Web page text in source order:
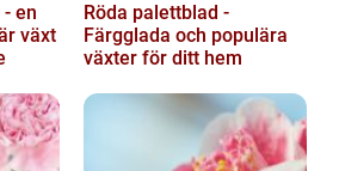
en
växt
Röda palettblad -
Färgglada och populära
växter för ditt hem